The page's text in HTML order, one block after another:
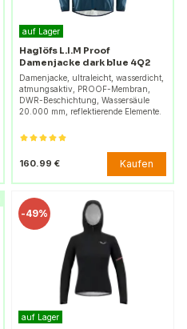
auf Lager
Haglöfs L.I.M Proof
Damenjacke dark blue 4Q2
Damenjacke, ultraleicht, wasserdicht,
atmungsaktiv, PROOF-Membran,
DWR-Beschichtung, Wassersäule
20.000 mm, reflektierende Elemente.
160.99 € Kaufen
-49%
auf Lager